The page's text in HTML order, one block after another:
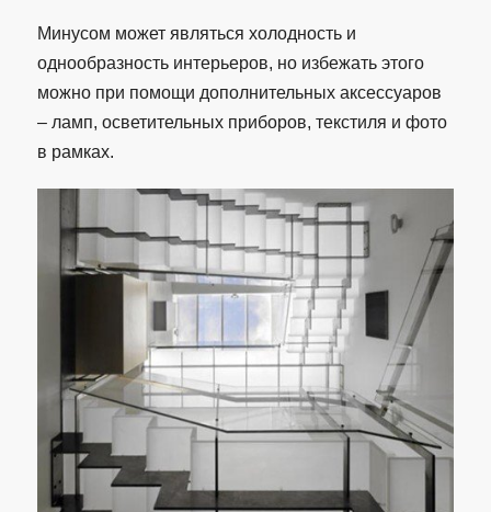
Минусом может являться холодность и
однообразность интерьеров, но избежать этого
можно при помощи дополнительных аксессуаров
– ламп, осветительных приборов, текстиля и фото
в рамках.